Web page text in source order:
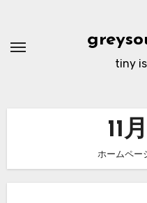
tiny
11
ホームペー